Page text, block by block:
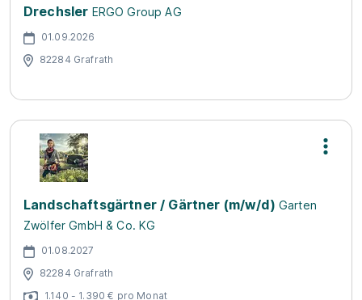
Drechsler ERGO Group AG
01.09.2026
82284 Grafrath
Landschaftsgärtner / Gärtner (m/w/d) Garten
Zwölfer GmbH & Co. KG
01.08.2027
82284 Grafrath
1.140 - 1.390 € pro Monat